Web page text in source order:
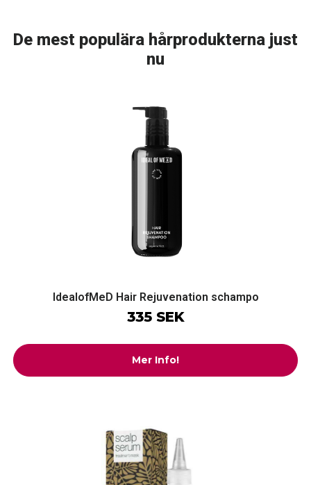
De mest populära hårprodukterna just
nu
IdealofMeD Hair Rejuvenation schampo
335 SEK
Mer Info!